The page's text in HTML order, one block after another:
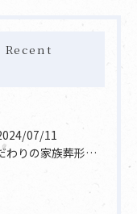
Recent
07/11
こだわりの家族葬形式を提案